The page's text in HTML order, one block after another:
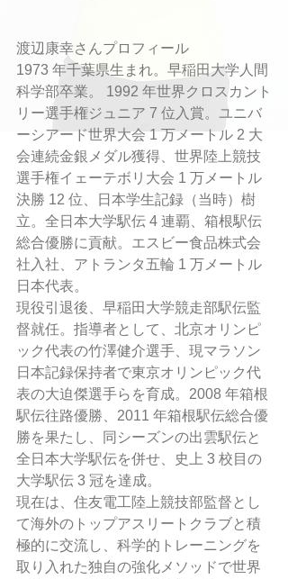
渡辺康幸さんプロフィール
1973 年千葉県生まれ。早稲田大学人間
科学部卒業。 1992 年世界クロスカント
リー選手権ジュニア 7 位入賞。ユニバ
ーシアード世界大会 1 万メートル 2 大
会連続金銀メダル獲得、世界陸上競技
選手権イェーテボリ大会 1 万メートル
決勝 12 位、日本学生記録（当時）樹
立。全日本大学駅伝 4 連覇、箱根駅伝
総合優勝に貢献。エスビー食品株式会
社入社、アトランタ五輪 1 万メートル
日本代表。
現役引退後、早稲田大学競走部駅伝監
督就任。指導者として、北京オリンピ
ック代表の竹澤健介選手、現マラソン
日本記録保持者で東京オリンピック代
表の大迫傑選手らを育成。2008 年箱根
駅伝往路優勝、2011 年箱根駅伝総合優
勝を果たし、同シーズンの出雲駅伝と
全日本大学駅伝を併せ、史上 3 校目の
大学駅伝 3 冠を達成。
現在は、住友電工陸上競技部監督とし
て海外のトップアスリートクラブと積
極的に交流し、科学的トレーニングを
取り入れた独自の強化メソッドで世界